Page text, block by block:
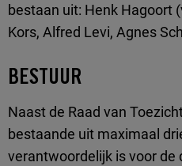
bestaan uit: Henk Hagoort
Kors, Alfred Levi, Agnes
BESTUUR
Naast de Raad van
bestaande uit maximaa
verantwoordelijk is voor de